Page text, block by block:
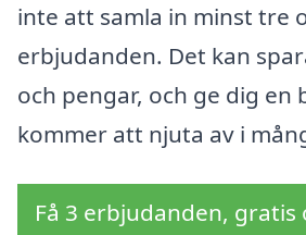
inte att samla in minst tre
erbjudanden. Det kan
och pengar, och ge dig en
kommer att njuta av i
Få 3 erbjudanden, gratis